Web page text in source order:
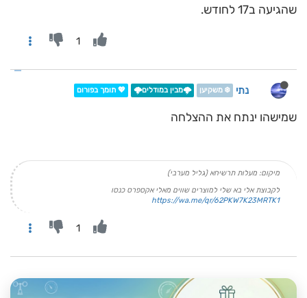
שהגיעה ב17 לחודש.
1
נתי ❄️ משקיען 🌩️מבין במודלים🌩️ 💖 תומך בפורום
שמישהו ינתח את ההצלחה
מיקום: מעלות תרשיחא (גליל מערבי)
לקבוצת אלי בא שלי למוצרים שווים מאלי אקספרס כנסו
https://wa.me/qr/62PKW7K23MRTK1
1